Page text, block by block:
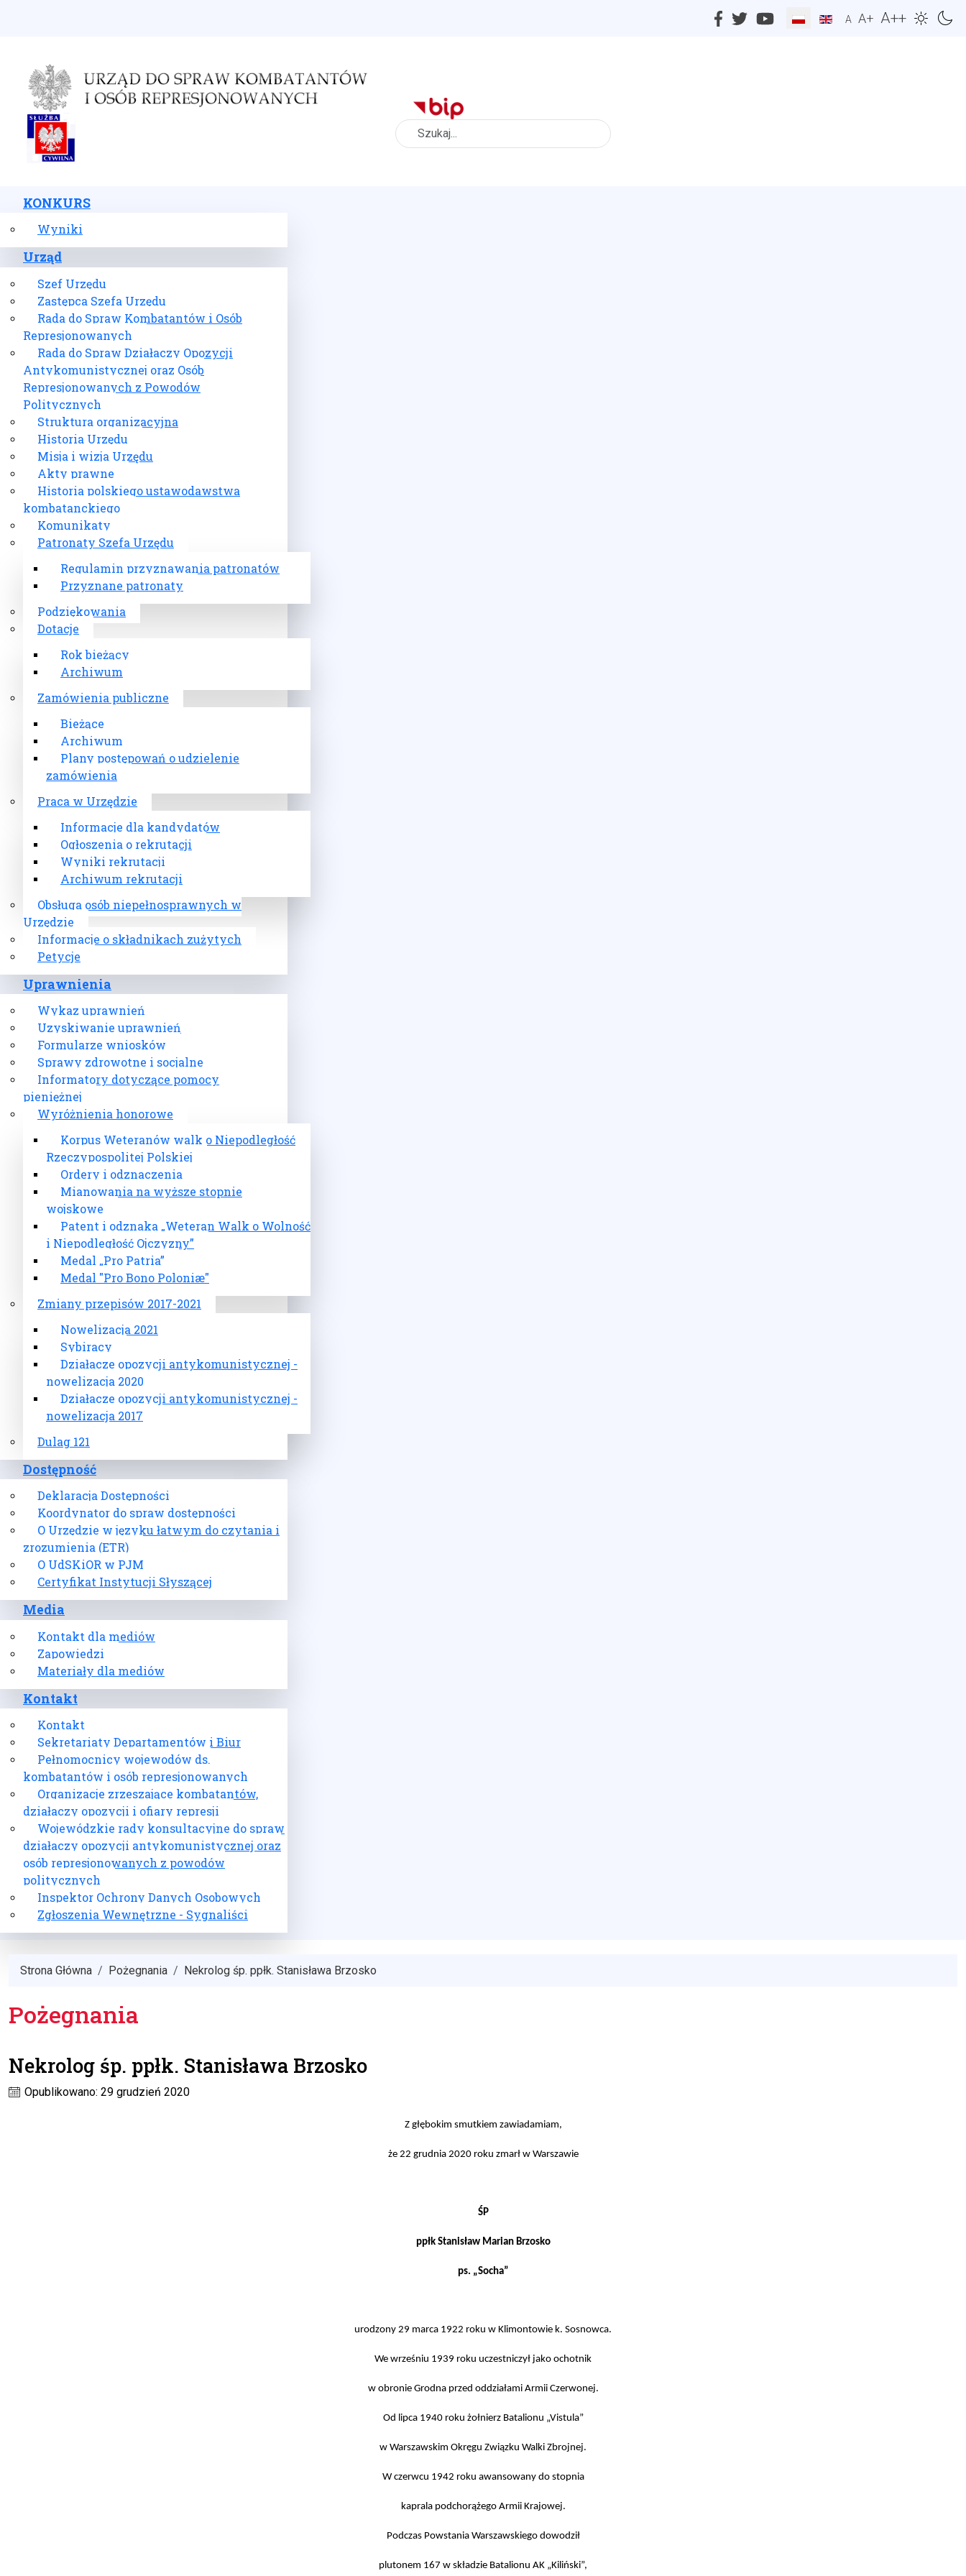
A A+ A++
Szukaj
KONKURS
Wyniki
Urząd
Szef Urzędu
Zastępca Szefa Urzędu
Rada do Spraw Kombatantów i Osób
Represjonowanych
Rada do Spraw Działaczy Opozycji
Antykomunistycznej oraz Osób
Represjonowanych z Powodów
Politycznych
Struktura organizacyjna
Historia Urzędu
Misja i wizja Urzędu
Akty prawne
Historia polskiego ustawodawstwa
kombatanckiego
Komunikaty
Patronaty Szefa Urzędu
Regulamin przyznawania patronatów
Przyznane patronaty
Podziękowania
Dotacje
Rok bieżący
Archiwum
Zamówienia publiczne
Bieżące
Archiwum
Plany postępowań o udzielenie
zamówienia
Praca w Urzędzie
Informacje dla kandydatów
Ogłoszenia o rekrutacji
Wyniki rekrutacji
Archiwum rekrutacji
Obsługa osób niepełnosprawnych w
Urzędzie
Informacje o składnikach zużytych
Petycje
Uprawnienia
Wykaz uprawnień
Uzyskiwanie uprawnień
Formularze wniosków
Sprawy zdrowotne i socjalne
Informatory dotyczące pomocy
pieniężnej
Wyróżnienia honorowe
Korpus Weteranów walk o Niepodległość
Rzeczypospolitej Polskiej
Ordery i odznaczenia
Mianowania na wyższe stopnie
wojskowe
Patent i odznaka „Weteran Walk o Wolność
i Niepodległość Ojczyzny”
Medal „Pro Patria”
Medal "Pro Bono Poloniæ"
Zmiany przepisów 2017-2021
Nowelizacja 2021
Sybiracy
Działacze opozycji antykomunistycznej -
nowelizacja 2020
Działacze opozycji antykomunistycznej -
nowelizacja 2017
Dulag 121
Dostępność
Deklaracja Dostępności
Koordynator do spraw dostępności
O Urzędzie w języku łatwym do czytania i
zrozumienia (ETR)
O UdSKiOR w PJM
Certyfikat Instytucji Słyszącej
Media
Kontakt dla mediów
Zapowiedzi
Materiały dla mediów
Kontakt
Kontakt
Sekretariaty Departamentów i Biur
Pełnomocnicy wojewodów ds.
kombatantów i osób represjonowanych
Organizacje zrzeszające kombatantów,
działaczy opozycji i ofiary represji
Wojewódzkie rady konsultacyjne do spraw
działaczy opozycji antykomunistycznej oraz
osób represjonowanych z powodów
politycznych
Inspektor Ochrony Danych Osobowych
Zgłoszenia Wewnętrzne - Sygnaliści
Strona Główna Pożegnania Nekrolog śp. ppłk. Stanisława Brzosko
Pożegnania
Nekrolog śp. ppłk. Stanisława Brzosko
Opublikowano: 29 grudzień 2020
Z głębokim smutkiem zawiadamiam,
że 22 grudnia 2020 roku zmarł w Warszawie
ŚP
ppłk Stanisław Marian Brzosko
ps. „Socha”
urodzony 29 marca 1922 roku w Klimontowie k. Sosnowca.
We wrześniu 1939 roku uczestniczył jako ochotnik
w obronie Grodna przed oddziałami Armii Czerwonej.
Od lipca 1940 roku żołnierz Batalionu „Vistula”
w Warszawskim Okręgu Związku Walki Zbrojnej.
W czerwcu 1942 roku awansowany do stopnia
kaprala podchorążego Armii Krajowej.
Podczas Powstania Warszawskiego dowodził
plutonem 167 w składzie Batalionu AK „Kiliński”,